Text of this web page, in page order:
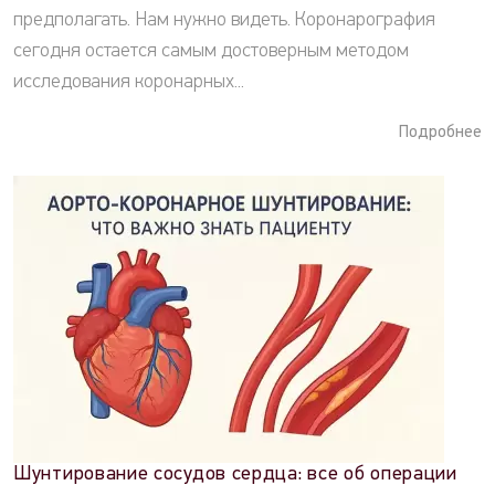
предполагать. Нам нужно видеть. Коронарография
сегодня остается самым достоверным методом
исследования коронарных...
Подробнее
Шунтирование сосудов сердца: все об операции